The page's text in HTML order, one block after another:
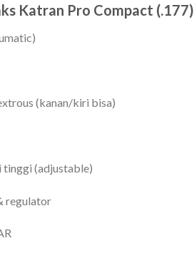
Katran Pro Compact (.177)
(kanan/kiri bisa)
tinggi (adjustable)
regulator